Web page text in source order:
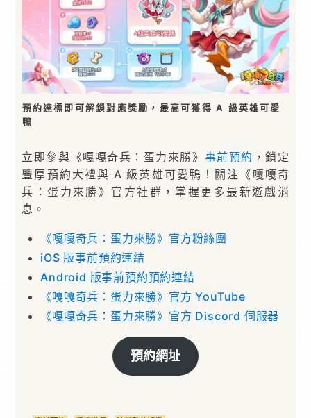
預約達標即可解鎖對應獎勵，最高可獲得 A 級英雄可愛
鴨
立即參與《嘎嘎奇兵：蛋力來勝》 事前預約 ，鎖定
豐厚預約大禮與 A 級英雄可愛鴨！關注《嘎嘎奇
兵：蛋力來勝》官方社群，掌握更多最新遊戲消
息。
《嘎嘎奇兵：蛋力來勝》官方粉絲團
iOS 版事前預約連結
Android 版事前預約預約連結
《嘎嘎奇兵：蛋力來勝》官方 YouTube
《嘎嘎奇兵：蛋力來勝》官方 Discord 伺服器
預約網址